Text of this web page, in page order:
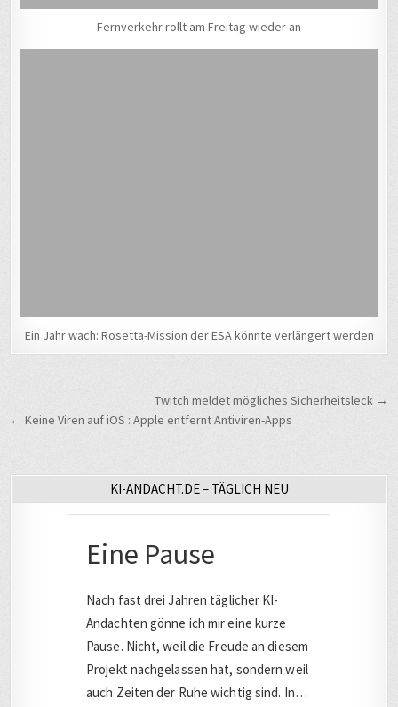
Fernverkehr rollt am Freitag wieder an
Ein Jahr wach: Rosetta-Mission der ESA könnte verlängert werden
BeitragsnavigationTwitch meldet mögliches Sicherheitsleck →
← Keine Viren auf iOS : Apple entfernt Antiviren-Apps
KI-ANDACHT.DE – TÄGLICH NEU